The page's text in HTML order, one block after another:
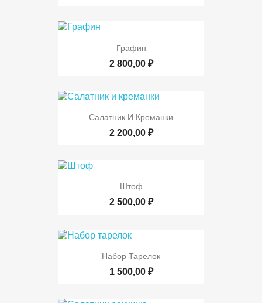
Графин
2 800,00 ₽
Салатник И Креманки
2 200,00 ₽
Штоф
2 500,00 ₽
Набор Тарелок
1 500,00 ₽